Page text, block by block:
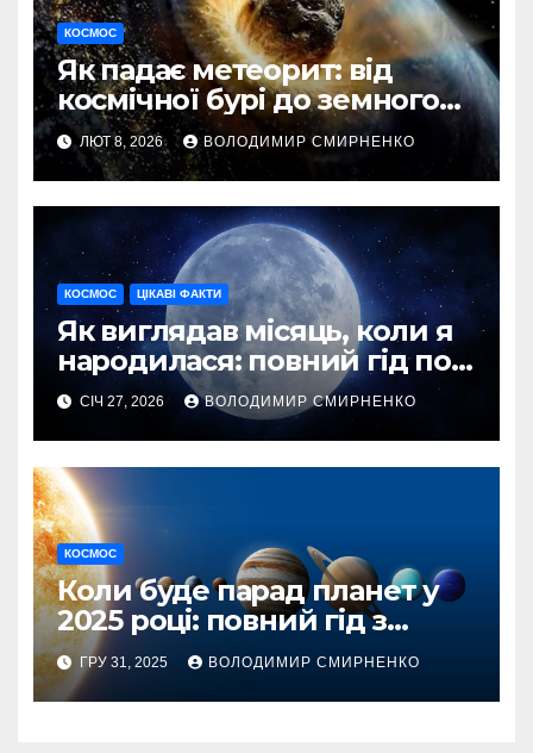
КОСМОС
Як падає метеорит: від
космічної бурі до земного
сліду
ЛЮТ 8, 2026 ВОЛОДИМИР СМИРНЕНКО
КОСМОС ЦІКАВІ ФАКТИ
Як виглядав місяць, коли я
народилася: повний гід по
подіях світу та України
СІЧ 27, 2026 ВОЛОДИМИР СМИРНЕНКО
КОСМОС
Коли буде парад планет у
2025 році: повний гід з
датами та
спостереженнями
ГРУ 31, 2025 ВОЛОДИМИР СМИРНЕНКО